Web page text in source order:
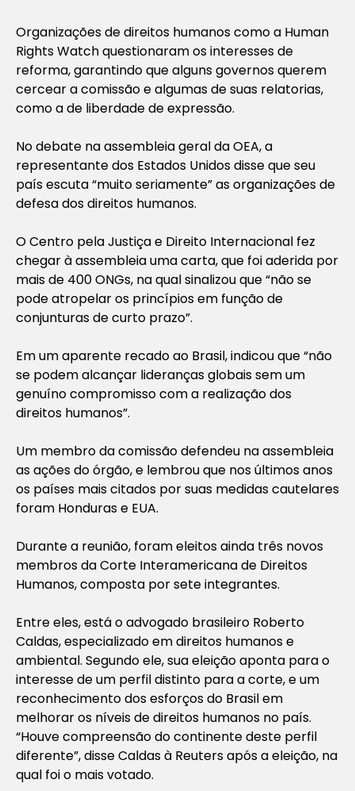
Organizações de direitos humanos como a Human
Rights Watch questionaram os interesses de
reforma, garantindo que alguns governos querem
cercear a comissão e algumas de suas relatorias,
como a de liberdade de expressão.
No debate na assembleia geral da OEA, a
representante dos Estados Unidos disse que seu
país escuta “muito seriamente” as organizações de
defesa dos direitos humanos.
O Centro pela Justiça e Direito Internacional fez
chegar à assembleia uma carta, que foi aderida por
mais de 400 ONGs, na qual sinalizou que “não se
pode atropelar os princípios em função de
conjunturas de curto prazo”.
Em um aparente recado ao Brasil, indicou que “não
se podem alcançar lideranças globais sem um
genuíno compromisso com a realização dos
direitos humanos”.
Um membro da comissão defendeu na assembleia
as ações do órgão, e lembrou que nos últimos anos
os países mais citados por suas medidas cautelares
foram Honduras e EUA.
Durante a reunião, foram eleitos ainda três novos
membros da Corte Interamericana de Direitos
Humanos, composta por sete integrantes.
Entre eles, está o advogado brasileiro Roberto
Caldas, especializado em direitos humanos e
ambiental. Segundo ele, sua eleição aponta para o
interesse de um perfil distinto para a corte, e um
reconhecimento dos esforços do Brasil em
melhorar os níveis de direitos humanos no país.
“Houve compreensão do continente deste perfil
diferente”, disse Caldas à Reuters após a eleição, na
qual foi o mais votado.